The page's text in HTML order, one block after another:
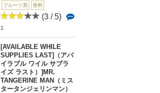
フルーツ系 香料
(3 / 5)
1
[AVAILABLE WHILE
SUPPLIES LAST]（アバ
イラブル ワイル サブラ
イズ ラスト）]MR.
TANGERINE MAN（ミス
タータンジェリンマン）